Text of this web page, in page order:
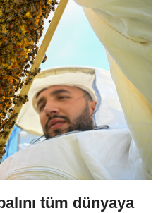
tüm dünyaya